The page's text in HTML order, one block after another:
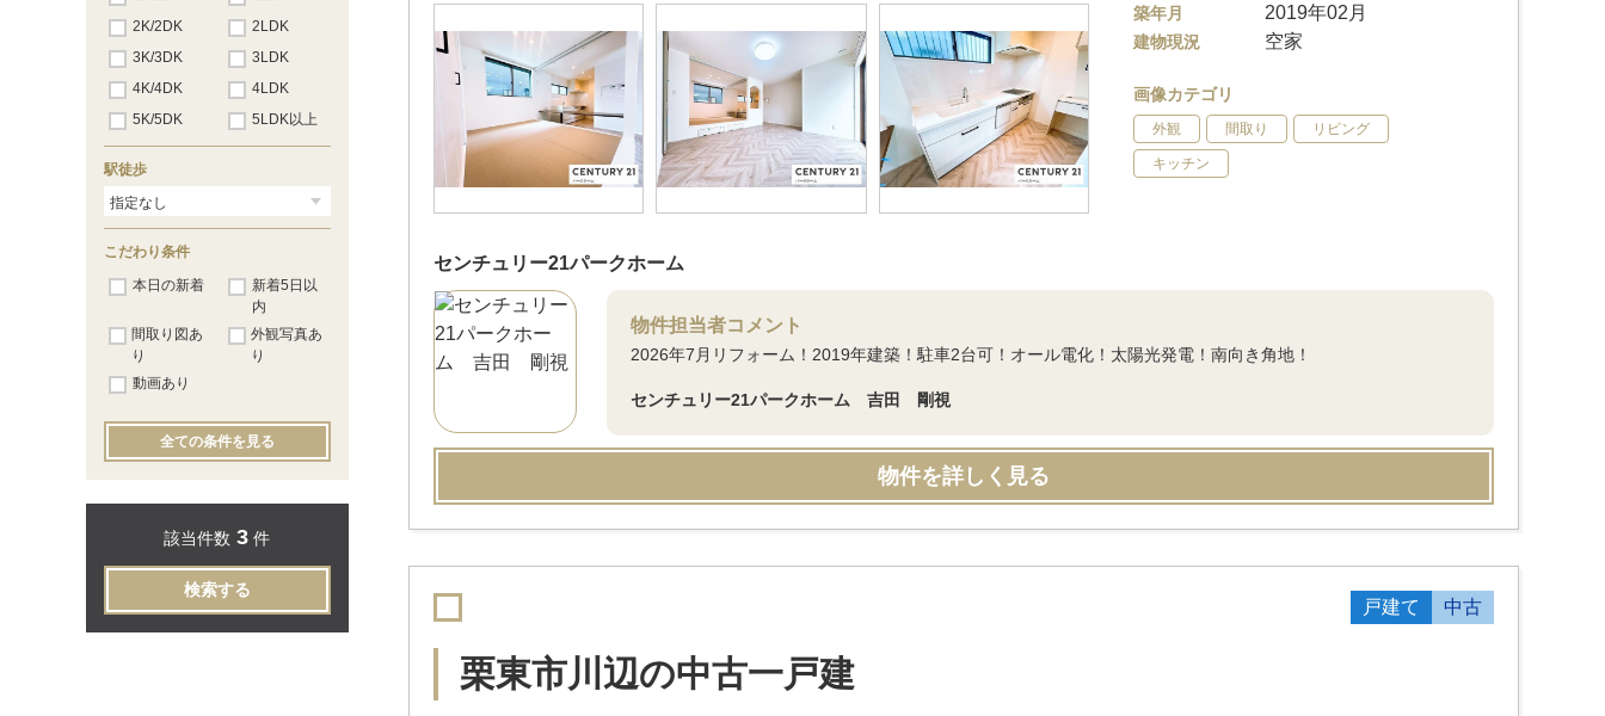
築年月 2019年02月
建物現況 空家
画像カテゴリ
外観 間取り リビング
キッチン
センチュリー21パークホーム
物件担当者コメント
2026年7月リフォーム！2019年建築！駐車2台可！オール電化！太陽光発電！南向き角地！
センチュリー21パークホーム 吉田 剛視
物件を詳しく見る
戸建て 中古
栗東市川辺の中古一戸建
2K/2DK
2LDK
3K/3DK
3LDK
4K/4DK
4LDK
5K/5DK
5LDK以上
駅徒歩
こだわり条件
本日の新着
新着5日以
内
間取り図あ
り
外観写真あ
り
動画あり
全ての条件を見る
該当件数 3 件
検索する